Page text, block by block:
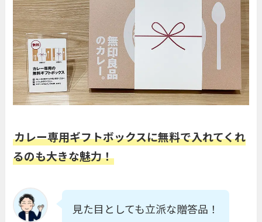
カレー専用ギフトボックスに無料で入れてくれ
るのも大きな魅力！
見た目としても立派な贈答品！